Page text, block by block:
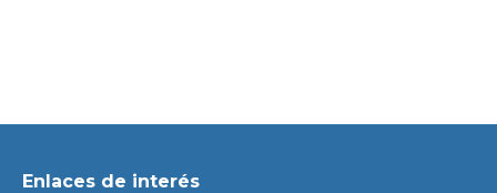
Enlaces de interés